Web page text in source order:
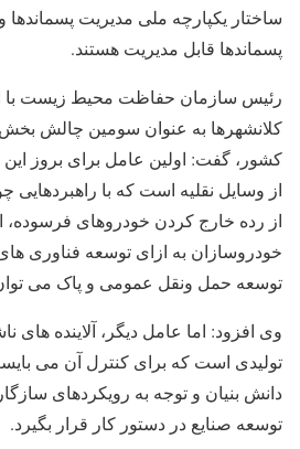
ساختار یکپارچه ملی مدیریت پسماندها و
پسماندها قابل مدیریت هستند.
رئیس سازمان حفاظت محیط زیست با
کلانشهرها به عنوان سومین چالش
کشور، گفت: اولین عامل برای بروز این
از وسایل نقلیه است که با
از رده خارج کردن خودروهای فرسوده،
خودروسازان به ازای توسعه فناوری
توسعه حمل ونقل عمومی و پاک می
وی افزود: اما عامل دیگر، آلاینده های
تولیدی است که برای کنترل آن می
دانش بنیان و توجه به رویکردهای
توسعه صنایع در دستور کار قرار بگیرد.